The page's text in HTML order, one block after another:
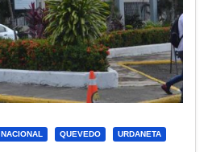
NACIONAL QUEVEDO URDANETA